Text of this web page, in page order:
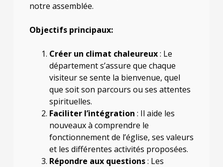
notre assemblée.
Objectifs principaux:
Créer un climat chaleureux: Le
département s’assure que chaque
visiteur se sente la bienvenue, quel
que soit son parcours ou ses attentes
spirituelles.
Faciliter l’intégration : Il aide les
nouveaux à comprendre le
fonctionnement de l’église, ses valeurs
et les différentes activités proposées.
Répondre aux questions: Les